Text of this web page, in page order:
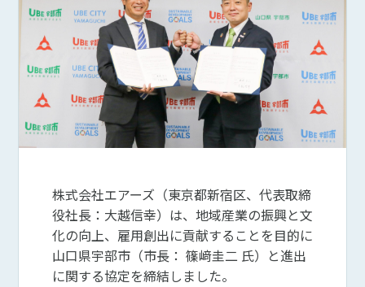
株式会社エアーズ（東京都新宿区、代表取締
役社長：大越信幸）は、地域産業の振興と文
化の向上、雇用創出に貢献することを目的に
山口県宇部市（市長： 篠﨑圭二 氏）と進出
に関する協定を締結しました。